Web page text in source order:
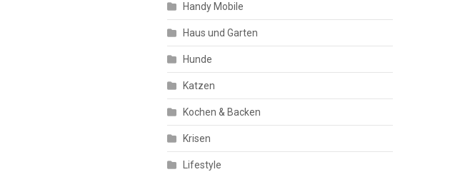
Handy Mobile
Haus und Garten
Hunde
Katzen
Kochen & Backen
Krisen
Lifestyle